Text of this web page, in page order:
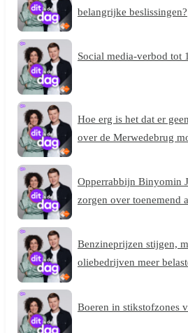
belangrijke beslissingen?
Social media-verbod tot
Hoe erg is het dat er
over de Merwedebrug
Opperrabbijn Binyomin
zorgen over toenemend
Benzineprijzen stijgen,
oliebedrijven meer
Boeren in stikstofzones